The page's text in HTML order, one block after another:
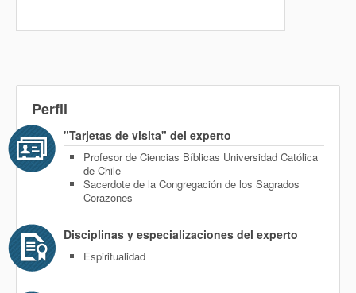
Perfil
"Tarjetas de visita" del experto
Profesor de Ciencias Bíblicas Universidad Católica
de Chile
Sacerdote de la Congregación de los Sagrados
Corazones
Disciplinas y especializaciones del experto
Espiritualidad